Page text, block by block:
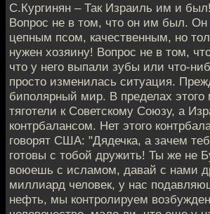
С.Кургинян – Так Израиль им и
Вопрос не в том, что он им был.
цепным псом, качественным, но
нужен хозяину! Вопрос не в том,
что у него выпали зубы или что-
просто изменилась ситуация.
биполярный мир. В пределах
тяготели к Советскому Союзу, а
контрбалансом. Нет этого
говорят США: "Дядечка, а зачем
готовы с тобой дружить! Ты же не
воюешь с исламом, давай с нами
миллиард человек, у нас
нефть, мы контролируем